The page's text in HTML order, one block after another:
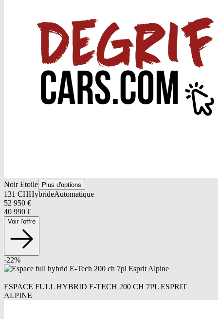
Noir Etoile Plus d'options
131 CHHybrideAutomatique
52 950 €
40 990 €
Voir l'offre
-22%
ESPACE FULL HYBRID E-TECH 200 CH 7PL ESPRIT
ALPINE